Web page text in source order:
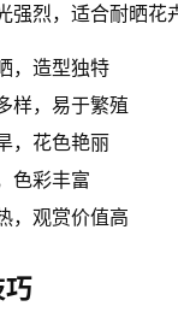
强烈，适合耐晒花
，造型独特
样，易于繁殖
，花色艳丽
色彩丰富
，观赏价值高
巧